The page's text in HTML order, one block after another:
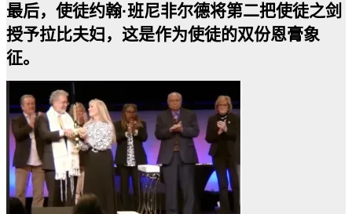
最后，使徒约翰·班尼非尔德将第二把使徒之剑
授予拉比夫妇，这是作为使徒的双份恩膏象
征。